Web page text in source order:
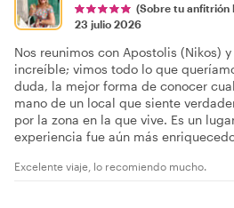
(Sobre tu anfitrión
23 julio 2026
Nos reunimos con Apostolis (Nikos)
increíble; vimos todo lo que
duda, la mejor forma de conocer
mano de un local que siente
por la zona en la que vive. Es un
experiencia fue aún más
Excelente viaje, lo recomiendo mucho.